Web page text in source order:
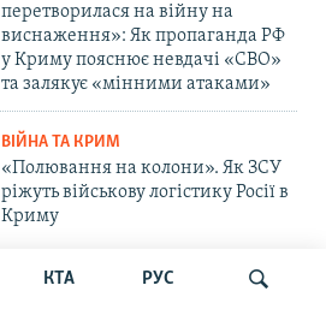
КТА РУС
перетворилася на війну на
виснаження»: Як пропаганда РФ
у Криму пояснює невдачі «СВО»
та залякує «мінними атаками»
ВІЙНА ТА КРИМ
«Полювання на колони». Як ЗСУ
ріжуть військову логістику Росії в
Криму